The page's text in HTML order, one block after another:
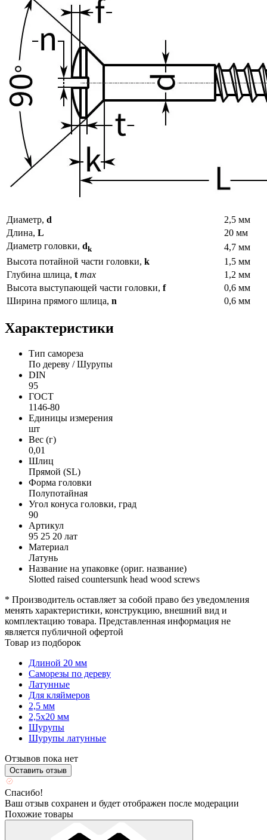
Диаметр, d
2,5 мм
Длина, L
20 мм
Диаметр головки, dk
4,7 мм
Высота потайной части головки, k
1,5 мм
Глубина шлица, t max
1,2 мм
Высота выступающей части головки, f
0,6 мм
Ширина прямого шлица, n 0,6 мм
Характеристики
Тип самореза
По дереву / Шурупы
DIN
95
ГОСТ
1146-80
Единицы измерения
шт
Вес (г)
0,01
Шлиц
Прямой (SL)
Форма головки
Полупотайная
Угол конуса головки, град
90
Артикул
95 25 20 лат
Материал
Латунь
Название на упаковке (ориг. название)
Slotted raised countersunk head wood screws
* Производитель оставляет за собой право без уведомления
менять характеристики, конструкцию, внешний вид и
комплектацию товара. Представленная информация не
является публичной офертой
Товар из подборок
Длиной 20 мм
Саморезы по дереву
Латунные
Для кляймеров
2,5 мм
2,5х20 мм
Шурупы
Шурупы латунные
Отзывов пока нет
Оставить отзыв
Спасибо!
Ваш отзыв сохранен и будет отображен после модерации
Похожие товары